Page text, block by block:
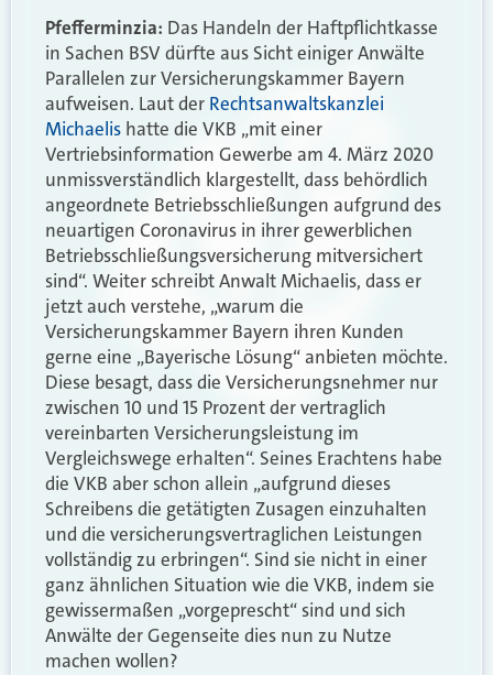
Pfefferminzia: Das Handeln der Haftpflichtkasse
in Sachen BSV dürfte aus Sicht einiger Anwälte
Parallelen zur Versicherungskammer Bayern
aufweisen. Laut der Rechtsanwaltskanzlei
Michaelis hatte die VKB „mit einer
Vertriebsinformation Gewerbe am 4. März 2020
unmissverständlich klargestellt, dass behördlich
angeordnete Betriebsschließungen aufgrund des
neuartigen Coronavirus in ihrer gewerblichen
Betriebsschließungsversicherung mitversichert
sind“. Weiter schreibt Anwalt Michaelis, dass er
jetzt auch verstehe, „warum die
Versicherungskammer Bayern ihren Kunden
gerne eine „Bayerische Lösung“ anbieten möchte.
Diese besagt, dass die Versicherungsnehmer nur
zwischen 10 und 15 Prozent der vertraglich
vereinbarten Versicherungsleistung im
Vergleichswege erhalten“. Seines Erachtens habe
die VKB aber schon allein „aufgrund dieses
Schreibens die getätigten Zusagen einzuhalten
und die versicherungsvertraglichen Leistungen
vollständig zu erbringen“. Sind sie nicht in einer
ganz ähnlichen Situation wie die VKB, indem sie
gewissermaßen „vorgeprescht“ sind und sich
Anwälte der Gegenseite dies nun zu Nutze
machen wollen?